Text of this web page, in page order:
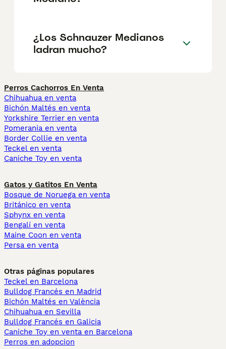
¿Los Schnauzer Medianos
ladran mucho?
Perros Cachorros En Venta
Chihuahua en venta
Bichón Maltés en venta
Yorkshire Terrier en venta
Pomerania en venta
Border Collie en venta
Teckel en venta
Caniche Toy en venta
Gatos y Gatitos En Venta
Bosque de Noruega en venta
Británico en venta
Sphynx en venta
Bengalí en venta
Maine Coon en venta
Persa en venta
Otras páginas populares
Teckel en Barcelona
Bulldog Francés en Madrid
Bichón Maltés en València
Chihuahua en Sevilla
Bulldog Francés en Galicia
Caniche Toy en venta en Barcelona
Perros en adopcion